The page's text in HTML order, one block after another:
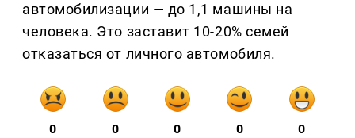
автомобилизации — до 1,1 машины на
человека. Это заставит 10-20% семей
отказаться от личного автомобиля.
0 0 0 0 0